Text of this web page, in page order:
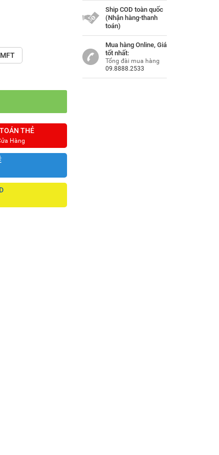
THẺ
Hàng
Ship COD toàn quốc
(Nhận hàng-thanh
toán)
Mua hàng Online, Giá
tốt nhất:
Tổng đài mua hàng
09.8888.2533